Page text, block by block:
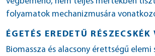
folyamatok mechanizmusára
ÉGETÉS EREDETŰ
Biomassza és alacsony érettségű elemi